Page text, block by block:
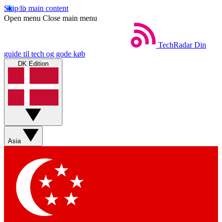
Skip to main content
Open menu Close main menu
TechRadar Din
guide til tech og gode køb
DK Edition
Asia